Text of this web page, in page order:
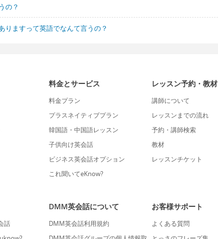
の？
りますって英語でなんて言うの？
料金とサービス
料金プラン
プラスネイティブプラン
韓国語・中国語レッスン
子供向け英会話
ビジネス英会話オプション
これ聞いてeKnow?
レッスン予約・教材
講師について
レッスンまでの流れ
予約・講師検索
教材
レッスンチケット
話
DMM英会話について
DMM英会話利用規約
お客様サポート
よくある質問